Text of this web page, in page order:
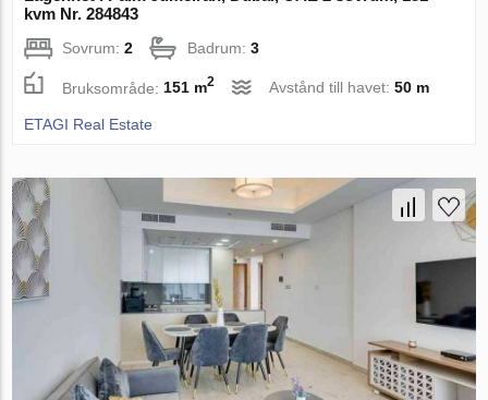
kvm Nr. 284843
Sovrum:2 Badrum:3
Bruksområde:151 m2 Avstånd till havet:50 m
ETAGI Real Estate